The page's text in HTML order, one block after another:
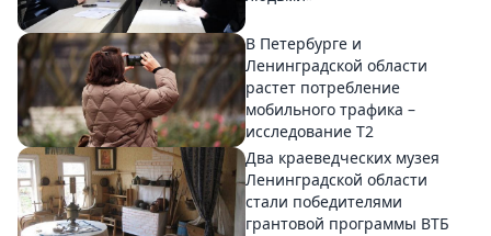
В Петербурге и
Ленинградской области
растет потребление
мобильного трафика –
исследование T2
Два краеведческих музея
Ленинградской области
стали победителями
грантовой программы ВТБ